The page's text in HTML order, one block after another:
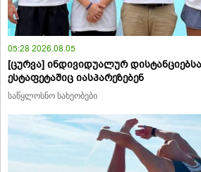
05:28 2026.08.05
[ცურვა] ინდივიდუალურ
ესტაფეტაშიც იასპარეზებენ
საწყლოსნო სახეობები